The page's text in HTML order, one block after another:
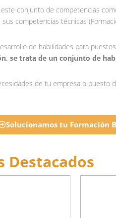
conjunto de competencias
competencias técnicas
de habilidades para
se trata de un conjunto de
de tu empresa o puesto
Solucionamos tu Formación
Destacados